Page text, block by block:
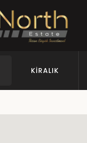
KIRALIK